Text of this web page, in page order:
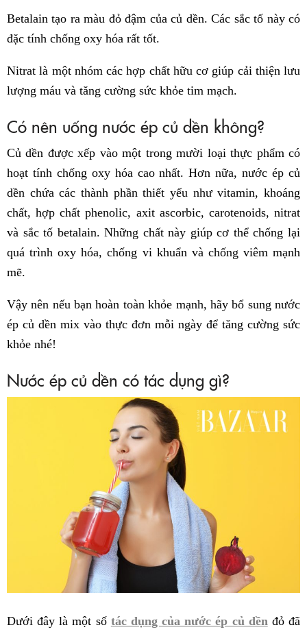
Betalain tạo ra màu đỏ đậm của củ dền. Các sắc tố này có
đặc tính chống oxy hóa rất tốt.
Nitrat là một nhóm các hợp chất hữu cơ giúp cải thiện lưu
lượng máu và tăng cường sức khỏe tim mạch.
Có nên uống nước ép củ dền không?
Củ dền được xếp vào một trong mười loại thực phẩm có
hoạt tính chống oxy hóa cao nhất. Hơn nữa, nước ép củ
dền chứa các thành phần thiết yếu như vitamin, khoáng
chất, hợp chất phenolic, axit ascorbic, carotenoids, nitrat
và sắc tố betalain. Những chất này giúp cơ thể chống lại
quá trình oxy hóa, chống vi khuẩn và chống viêm mạnh
mẽ.
Vậy nên nếu bạn hoàn toàn khỏe mạnh, hãy bổ sung nước
ép củ dền mix vào thực đơn mỗi ngày để tăng cường sức
khỏe nhé!
Nước ép củ dền có tác dụng gì?
Dưới đây là một số tác dụng của nước ép củ dền đỏ đã